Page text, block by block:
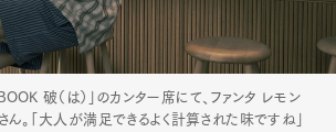
破（は）」のカンター席にて、ファンタ レモン
。「大人が満足できるよく計算された味ですね」